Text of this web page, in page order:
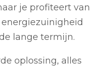
je profiteert van
lange termijn.
oplossing, alles